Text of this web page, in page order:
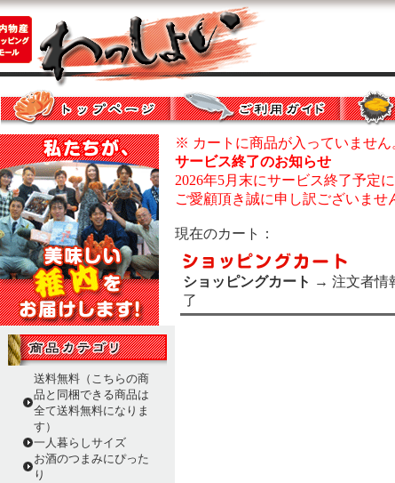
送料無料（こちらの商
品と同梱できる商品は
全て送料無料になりま
す）
一人暮らしサイズ
お酒のつまみにぴった
り
※ カートに商品が入っていません
サービス終了のお知らせ
2026年5月末にサービス終了予定
ご愛顧頂き誠に申し訳ございませ
現在のカート：
ショッピングカート → 注文者情
了